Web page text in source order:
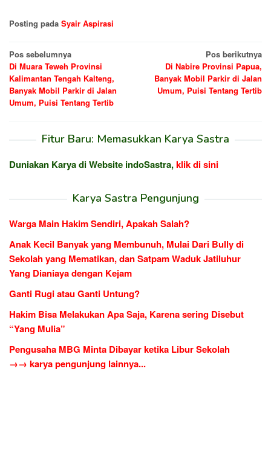
Posting pada Syair Aspirasi
Navigasi
pos
Pos sebelumnya
Di Muara Teweh Provinsi
Kalimantan Tengah Kalteng,
Banyak Mobil Parkir di Jalan
Umum, Puisi Tentang Tertib
Pos berikutnya
Di Nabire Provinsi Papua,
Banyak Mobil Parkir di Jalan
Umum, Puisi Tentang Tertib
Fitur Baru: Memasukkan Karya Sastra
Duniakan Karya di Website indoSastra,klik di sini
Karya Sastra Pengunjung
Warga Main Hakim Sendiri, Apakah Salah?
Anak Kecil Banyak yang Membunuh, Mulai Dari Bully di
Sekolah yang Mematikan, dan Satpam Waduk Jatiluhur
Yang Dianiaya dengan Kejam
Ganti Rugi atau Ganti Untung?
Hakim Bisa Melakukan Apa Saja, Karena sering Disebut
“Yang Mulia”
Pengusaha MBG Minta Dibayar ketika Libur Sekolah
→→ karya pengunjung lainnya...